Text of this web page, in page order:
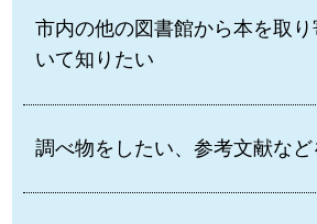
市内の他の図書館から本を取
いて知りたい
調べ物をしたい、参考文献な